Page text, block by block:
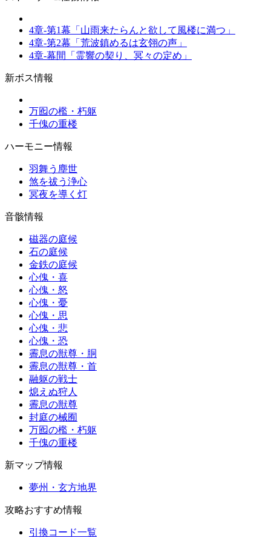
4章-第1幕「山雨来たらんと欲して風楼に満つ」
4章-第2幕「荒波鎮めるは玄翎の声」
4章-幕間「霊響の契り、冥々の定め」
新ボス情報
万囮の檻・朽躯
千傀の重楼
ハーモニー情報
羽舞う塵世
煞を祓う浄心
冥夜を導く灯
音骸情報
磁器の庭候
石の庭候
金鉄の庭候
心傀・喜
心傀・怒
心傀・憂
心傀・思
心傀・悲
心傀・恐
霽息の獣尊・胴
霽息の獣尊・首
融躯の戦士
熄えぬ狩人
霽息の獣尊
封庭の械囿
万囮の檻・朽躯
千傀の重楼
新マップ情報
夢州・玄方地界
攻略おすすめ情報
引換コード一覧